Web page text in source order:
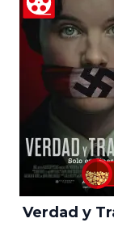
Verdad y